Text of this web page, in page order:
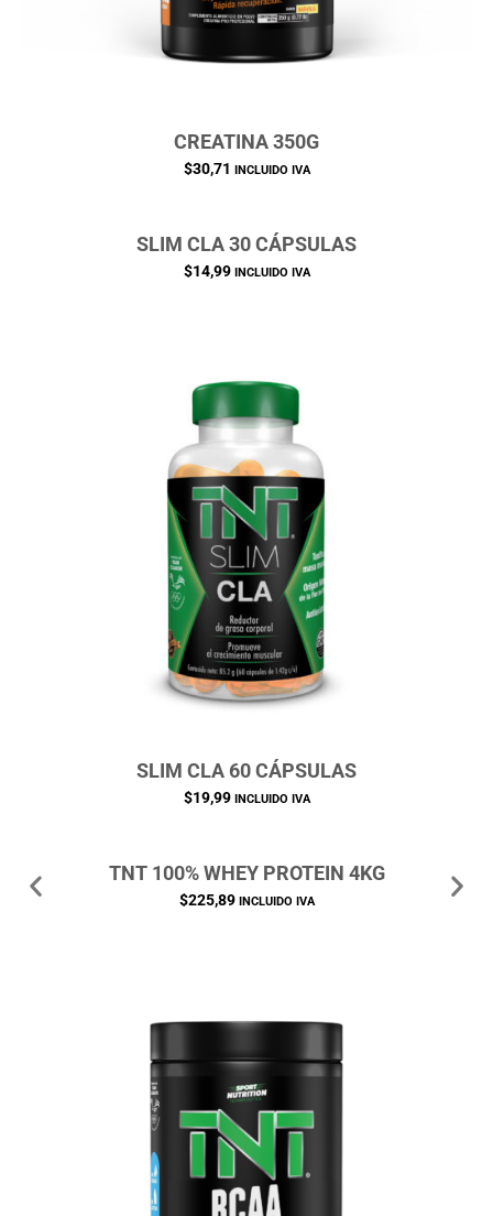
CREATINA 350G
$30,71 INCLUIDO IVA
SLIM CLA 30 CÁPSULAS
$14,99 INCLUIDO IVA
SLIM CLA 60 CÁPSULAS
$19,99 INCLUIDO IVA
TNT 100% WHEY PROTEIN 4KG
$225,89 INCLUIDO IVA